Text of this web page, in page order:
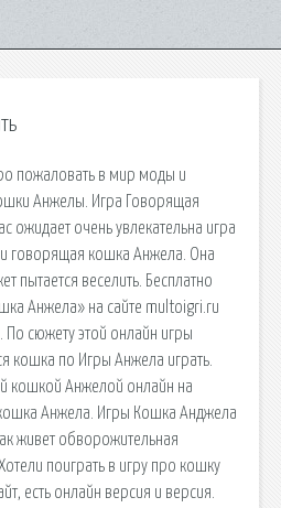
пожаловать в мир моды и
Анжелы. Игра Говорящая
ожидает очень увлекательна игра
говорящая кошка Анжела. Она
пытается веселить. Бесплатно
Анжела» на сайте multoigri.ru
По сюжету этой онлайн игры
кошка по Игры Анжела играть.
кошкой Анжелой онлайн на
Анжела. Игры Кошка Анджела
живет обворожительная
поиграть в игру про кошку
есть онлайн версия и версия.